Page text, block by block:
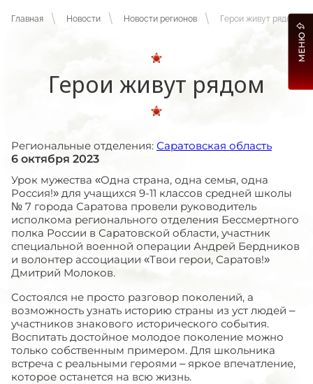
Главная Новости Новости регионов Герои живут рядом
Герои живут рядом
Региональные отделения: Саратовская область
6 октября 2023
Урок мужества «Одна страна, одна семья, одна
Россия!» для учащихся 9-11 классов средней школы
№ 7 города Саратова провели руководитель
исполкома регионального отделения Бессмертного
полка России в Саратовской области, участник
специальной военной операции Андрей Бердников
и волонтер ассоциации «Твои герои, Саратов!»
Дмитрий Молоков.
Состоялся не просто разговор поколений, а
возможность узнать историю страны из уст людей –
участников знакового исторического события.
Воспитать достойное молодое поколение можно
только собственным примером. Для школьника
встреча с реальными героями – яркое впечатление,
которое останется на всю жизнь.
МЕНЮ